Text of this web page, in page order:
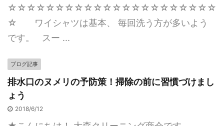
☆☆☆☆☆☆☆☆☆☆☆☆☆☆☆☆☆☆☆☆☆☆
☆ ワイシャツは基本、 毎回洗う方が多いよう
です。 スー ...
ブログ記事
排水口のヌメリの予防策！掃除の前に習慣づけまし
ょう
2018/6/12